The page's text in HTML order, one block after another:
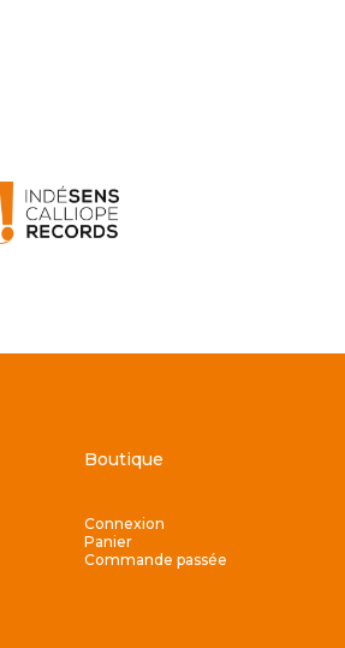
Boutique
Connexion
Panier
Commande passée